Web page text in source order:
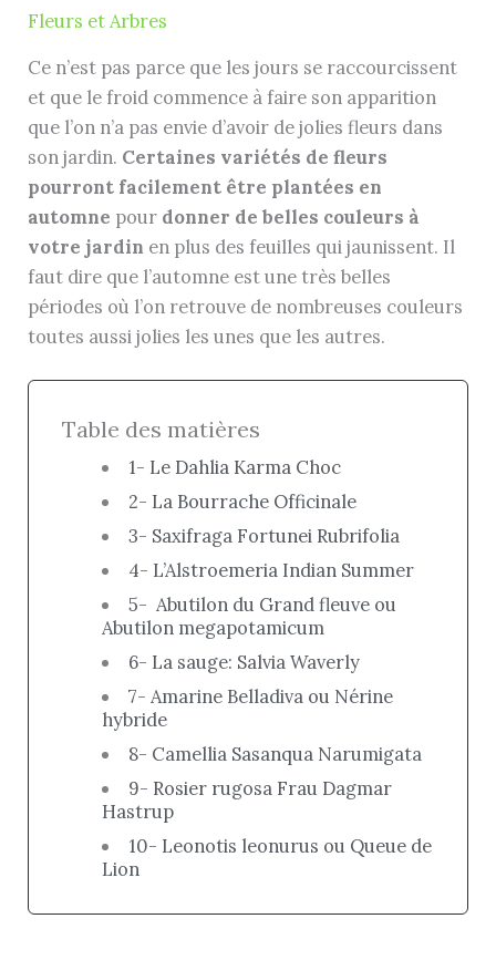
Fleurs et Arbres
Ce n’est pas parce que les jours se raccourcissent
et que le froid commence à faire son apparition
que l’on n’a pas envie d’avoir de jolies fleurs dans
son jardin. Certaines variétés de fleurs
pourront facilement être plantées en
automne pour donner de belles couleurs à
votre jardin en plus des feuilles qui jaunissent. Il
faut dire que l’automne est une très belles
périodes où l’on retrouve de nombreuses couleurs
toutes aussi jolies les unes que les autres.
Table des matières
1- Le Dahlia Karma Choc
2- La Bourrache Officinale
3- Saxifraga Fortunei Rubrifolia
4- L’Alstroemeria Indian Summer
5- Abutilon du Grand fleuve ou
Abutilon megapotamicum
6- La sauge: Salvia Waverly
7- Amarine Belladiva ou Nérine
hybride
8- Camellia Sasanqua Narumigata
9- Rosier rugosa Frau Dagmar
Hastrup
10- Leonotis leonurus ou Queue de
Lion